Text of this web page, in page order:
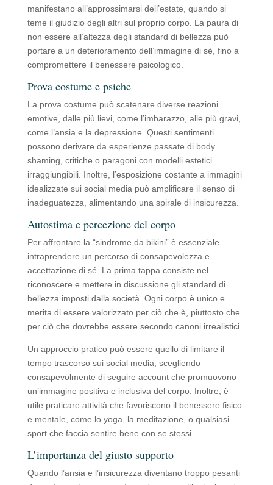
manifestano all’approssimarsi dell’estate, quando si
teme il giudizio degli altri sul proprio corpo. La paura di
non essere all’altezza degli standard di bellezza può
portare a un deterioramento dell’immagine di sé, fino a
compromettere il benessere psicologico.
Prova costume e psiche
La prova costume può scatenare diverse reazioni
emotive, dalle più lievi, come l’imbarazzo, alle più gravi,
come l’ansia e la depressione. Questi sentimenti
possono derivare da esperienze passate di body
shaming, critiche o paragoni con modelli estetici
irraggiungibili. Inoltre, l’esposizione costante a immagini
idealizzate sui social media può amplificare il senso di
inadeguatezza, alimentando una spirale di insicurezza.
Autostima e percezione del corpo
Per affrontare la “sindrome da bikini” è essenziale
intraprendere un percorso di consapevolezza e
accettazione di sé. La prima tappa consiste nel
riconoscere e mettere in discussione gli standard di
bellezza imposti dalla società. Ogni corpo è unico e
merita di essere valorizzato per ciò che è, piuttosto che
per ciò che dovrebbe essere secondo canoni irrealistici.
Un approccio pratico può essere quello di limitare il
tempo trascorso sui social media, scegliendo
consapevolmente di seguire account che promuovono
un’immagine positiva e inclusiva del corpo. Inoltre, è
utile praticare attività che favoriscono il benessere fisico
e mentale, come lo yoga, la meditazione, o qualsiasi
sport che faccia sentire bene con se stessi.
L’importanza del giusto supporto
Quando l’ansia e l’insicurezza diventano troppo pesanti